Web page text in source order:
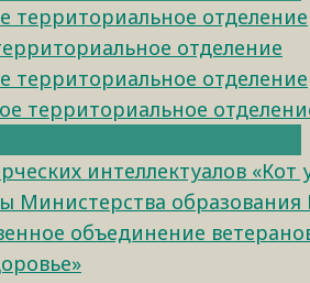
территориальное отделение
отделение
территориальное отделение
территориальное
интеллектуалов «Кот
Министерства образования
объединение